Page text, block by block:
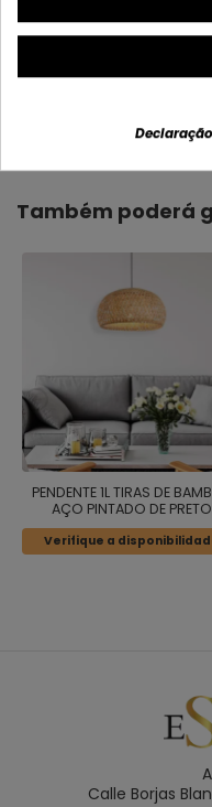
Também poderá
PENDENTE 1L TIRAS DE
AÇO PINTADO DE PRETO
Verifique a
Calle Borjas